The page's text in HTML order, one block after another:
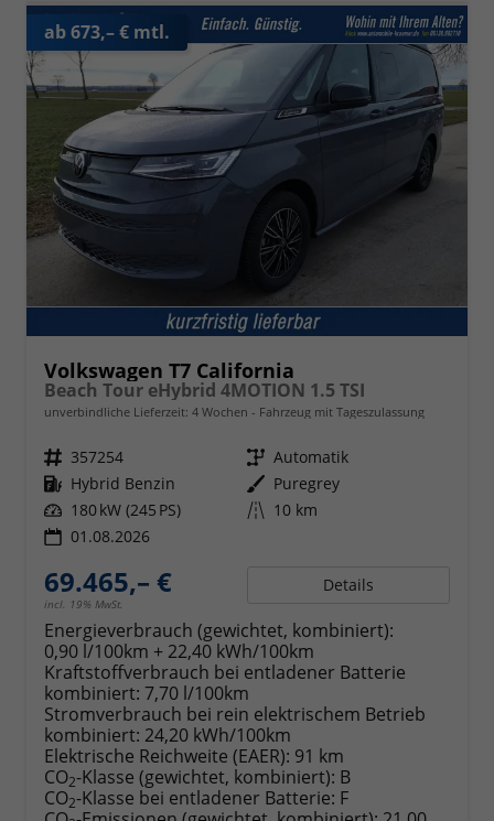
ab 673,– € mtl.
Volkswagen T7 California
Beach Tour eHybrid 4MOTION 1.5 TSI
unverbindliche Lieferzeit: 4 Wochen Fahrzeug mit Tageszulassung
Fahrzeugnr. 357254 Getriebe Automatik
Kraftstoff Hybrid Benzin Außenfarbe Puregrey
Leistung 180 kW (245 PS) Kilometerstand 10 km
01.08.2026
69.465,– €
incl. 19% MwSt.
Details
Energieverbrauch (gewichtet, kombiniert):
0,90 l/100km + 22,40 kWh/100km
Kraftstoffverbrauch bei entladener Batterie
kombiniert: 7,70 l/100km
Stromverbrauch bei rein elektrischem Betrieb
kombiniert: 24,20 kWh/100km
Elektrische Reichweite (EAER): 91 km
CO2-Klasse (gewichtet, kombiniert): B
CO2-Klasse bei entladener Batterie: F